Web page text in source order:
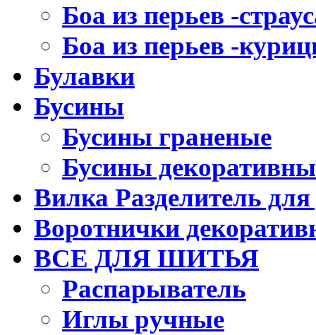
Боа из перьев -
Боа из перьев -
Булавки
Бусины
Бусины граненые
Бусины
Вилка Разделитель для
Воротнички
ВСЕ ДЛЯ ШИТЬЯ
Распарыватель
Иглы ручные